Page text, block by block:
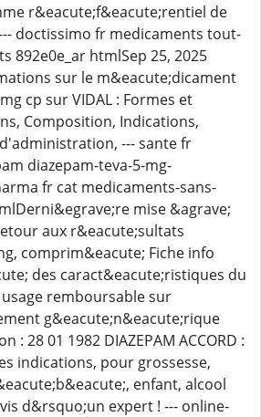
r&eacute;f&eacute;rentiel de
doctissimo fr medicaments tout-
892e0e_ar htmlSep 25, 2025
sur le m&eacute;dicament
mg cp sur VIDAL : Formes et
Composition, Indications,
--- sante fr
diazepam-teva-5-mg-
fr cat medicaments-sans-
mise &agrave;
aux r&eacute;sultats
comprim&eacute; Fiche info
des caract&eacute;ristiques du
remboursable sur
g&eacute;n&eacute;rique
: 28 01 1982 DIAZEPAM ACCORD :
indications, pour grossesse,
enfant, alcool
d&rsquo;un expert ! --- online-